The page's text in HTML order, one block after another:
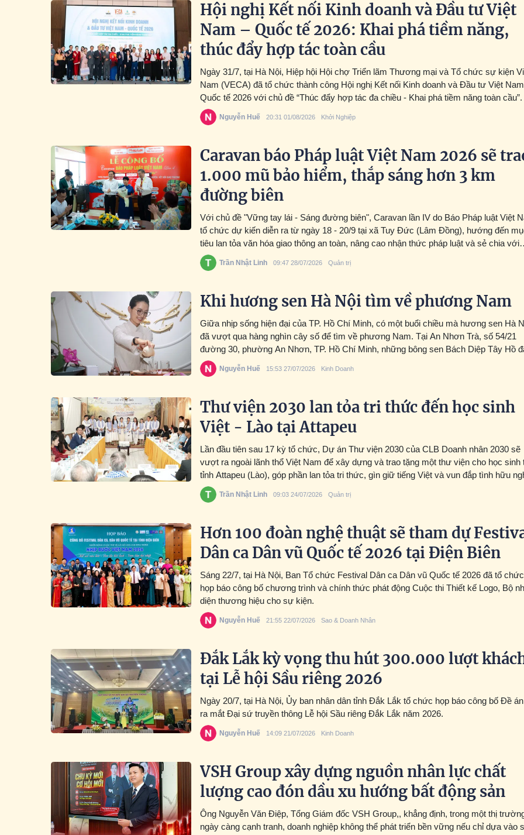
Hội nghị Kết nối Kinh doanh và Đầu tư Việt
Nam – Quốc tế 2026: Khai phá tiềm năng,
thúc đẩy hợp tác toàn cầu
Ngày 31/7, tại Hà Nội, Hiệp hội Hội chợ Triển lãm Thương mại và Tổ chức sự kiện
Nam (VECA) đã tổ chức thành công Hội nghị Kết nối Kinh doanh và Đầu tư Việt
Quốc tế 2026 với chủ đề “Thúc đẩy hợp tác đa chiều - Khai phá tiềm năng toàn cầu”.
Nguyễn Huế 20:31 01/08/2026 Khởi Nghiệp
Caravan báo Pháp luật Việt Nam 2026 sẽ
1.000 mũ bảo hiểm, thắp sáng hơn 3 km
đường biên
Với chủ đề "Vững tay lái - Sáng đường biên", Caravan lần IV do Báo Pháp luật Việt
tổ chức dự kiến diễn ra từ ngày 18 - 20/9 tại xã Tuy Đức (Lâm Đồng), hướng đến
tiêu lan tỏa văn hóa giao thông an toàn, nâng cao nhận thức pháp luật và sẻ chia với
cộng đồng vùng biên.
Trần Nhật Linh 09:47 28/07/2026 Quản trị
Khi hương sen Hà Nội tìm về phương Nam
Giữa nhịp sống hiện đại của TP. Hồ Chí Minh, có một buổi chiều mà hương sen Hà
đã vượt qua hàng nghìn cây số để tìm về phương Nam. Tại An Nhơn Trà, số 54/21
đường 30, phường An Nhơn, TP. Hồ Chí Minh, những bông sen Bách Diệp Tây Hồ
trở thành chiếc cầu nối đặc biệt giữa con người, văn hóa và tình yêu dành cho trà Việt.
Người đứng sau hành trình ấy là nghệ nhân Dương Lệ – một nghệ nhân trẻ gốc Hà
Nguyễn Huế 15:53 27/07/2026 Kinh Doanh
Thư viện 2030 lan tỏa tri thức đến học sinh
Việt - Lào tại Attapeu
Lần đầu tiên sau 17 kỳ tổ chức, Dự án Thư viện 2030 của CLB Doanh nhân 2030 sẽ
vượt ra ngoài lãnh thổ Việt Nam để xây dựng và trao tặng một thư viện cho học sinh
tỉnh Attapeu (Lào), góp phần lan tỏa tri thức, gìn giữ tiếng Việt và vun đắp tình hữu
đặc biệt Việt Nam - Lào.
Trần Nhật Linh 09:03 24/07/2026 Quản trị
Hơn 100 đoàn nghệ thuật sẽ tham dự
Dân ca Dân vũ Quốc tế 2026 tại Điện Biên
Sáng 22/7, tại Hà Nội, Ban Tổ chức Festival Dân ca Dân vũ Quốc tế 2026 đã tổ chức
họp báo công bố chương trình và chính thức phát động Cuộc thi Thiết kế Logo, Bộ
diện thương hiệu cho sự kiện.
Nguyễn Huế 21:55 22/07/2026 Sao & Doanh Nhân
Đắk Lắk kỳ vọng thu hút 300.000 lượt
tại Lễ hội Sầu riêng 2026
Ngày 20/7, tại Hà Nội, Ủy ban nhân dân tỉnh Đắk Lắk tổ chức họp báo công bố Đề
ra mắt Đại sứ truyền thông Lễ hội Sầu riêng Đắk Lắk năm 2026.
Nguyễn Huế 14:09 21/07/2026 Kinh Doanh
VSH Group xây dựng nguồn nhân lực chất
lượng cao đón dầu xu hướng bất động sản
Ông Nguyễn Văn Điệp, Tổng Giám đốc VSH Group,, khẳng định, trong một thị
ngày càng cạnh tranh, doanh nghiệp không thể phát triển bền vững nếu chỉ dựa vào